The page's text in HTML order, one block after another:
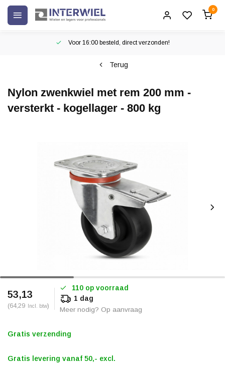
0
Voor 16:00 besteld, direct verzonden!
Terug
Nylon zwenkwiel met rem 200 mm -
versterkt - kogellager - 800 kg
53,13
(64,29 Incl. btw)
110 op voorraad
1 dag
Meer nodig? Op aanvraag
Gratis verzending
Gratis levering vanaf 50,- excl.